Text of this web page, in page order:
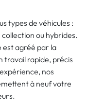
types de véhicules :
ou hybrides.
agréé par la
travail rapide, précis
nos
à neuf votre